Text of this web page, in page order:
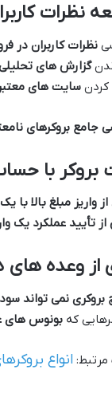
نظرات
نظرات کاربران در
گزارش های تحلیلی
سایت های معتبر
با
واریز مبلغ بالا
تأیید عملکرد یک
از وعده های
بروکری نمی تواند
کهبونوس های
انواع